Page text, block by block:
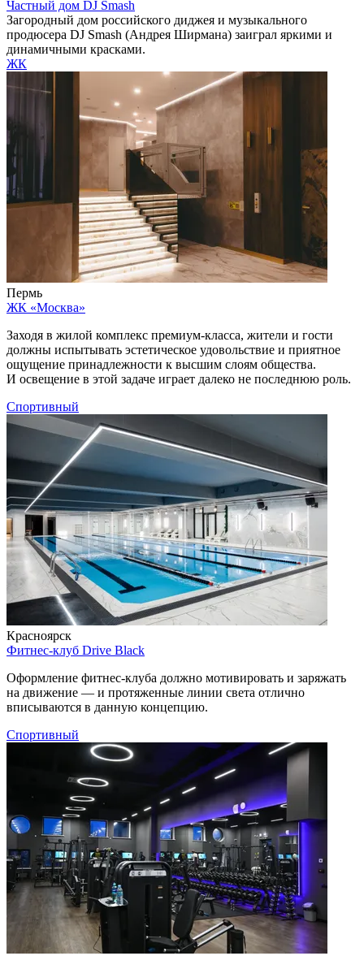
Частный дом DJ Smash
Загородный дом российского диджея и музыкального
продюсера DJ Smash (Андрея Ширмана) заиграл яркими и
динамичными красками.
ЖК
Пермь
ЖК «Москва»
Заходя в жилой комплекс премиум-класса, жители и гости
должны испытывать эстетическое удовольствие и приятное
ощущение принадлежности к высшим слоям общества.
И освещение в этой задаче играет далеко не последнюю роль.
Спортивный
Красноярск
Фитнес-клуб Drive Black
Оформление фитнес-клуба должно мотивировать и заряжать
на движение — и протяженные линии света отлично
вписываются в данную концепцию.
Спортивный